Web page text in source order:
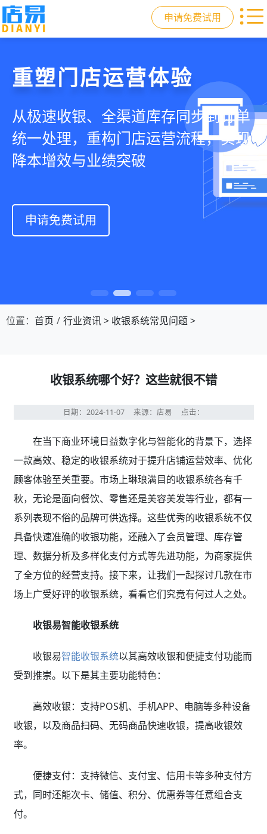
申请免费试用
门店收银，就用店易
智慧收银+商品库存+会员增长+小程序
商城，一套系统解决开店管店及业绩
增长难题
申请免费试用
重塑门店运营体验
从极速收银、全渠道库存同步到订单
统一处理，重构门店运营流程，实现
降本增效与业绩突破
申请免费试用
驱动私域会员增长
从支付即会员、精准营销到优惠券互
通，驱动私域流量沉淀和会员复购，
提升忠诚度和营销效果
申请免费试用
快速拓展生意边界
借助小程序商城、线上引流到线下售
后，打通全域销售渠道，拓展生意边
界，提升顾客体验
申请免费试用
位置： 首页 行业资讯> 收银系统常见问题>
收银系统哪个好？这些就很不错
日期：2024-11-07 来源：店易 点击：
在当下商业环境日益数字化与智能化的背景下，选择
一款高效、稳定的收银系统对于提升店铺运营效率、优化
顾客体验至关重要。市场上琳琅满目的收银系统各有千
秋，无论是面向餐饮、零售还是美容美发等行业，都有一
系列表现不俗的品牌可供选择。这些优秀的收银系统不仅
具备快速准确的收银功能，还融入了会员管理、库存管
理、数据分析及多样化支付方式等先进功能，为商家提供
了全方位的经营支持。接下来，让我们一起探讨几款在市
场上广受好评的收银系统，看看它们究竟有何过人之处。
收银易智能收银系统
收银易智能收银系统以其高效收银和便捷支付功能而
受到推崇。以下是其主要功能特色：
高效收银：支持POS机、手机APP、电脑等多种设备
收银，以及商品扫码、无码商品快速收银，提高收银效
率。
便捷支付：支持微信、支付宝、信用卡等多种支付方
式，同时还能次卡、储值、积分、优惠券等任意组合支
付。